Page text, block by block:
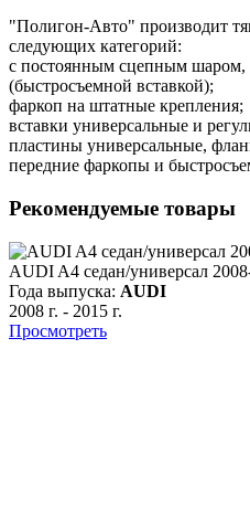
"Полигон-Авто" производит
следующих категорий:
с постоянным сцепным
(быстросъемной вставкой);
фаркоп на штатные крепления;
вставки универсальные и
пластины универсальные,
передние фаркопы и
Рекомендуемые товары
AUDI A4 седан/универсал
Года выпуска: AUDI
2008 г. - 2015 г.
Просмотреть